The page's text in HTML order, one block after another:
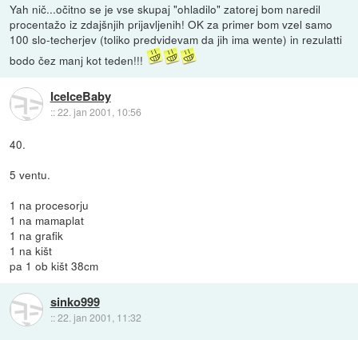
Yah nič...očitno se je vse skupaj "ohladilo" zatorej bom naredil
procentažo iz zdajšnjih prijavljenih! OK za primer bom vzel samo
100 slo-techerjev (toliko predvidevam da jih ima wente) in rezulatti
bodo čez manj kot teden!!!
IceIceBaby
::22. jan 2001, 10:56
40.
5 ventu.
1 na procesorju
1 na mamaplat
1 na grafik
1 na kišt
pa 1 ob kišt 38cm
sinko999
::22. jan 2001, 11:32